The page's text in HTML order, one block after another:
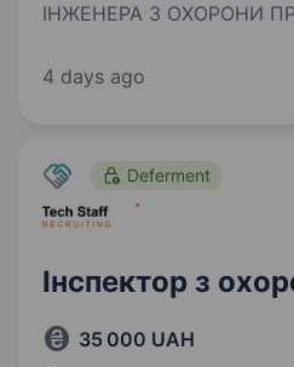
ІНЖЕНЕРА З ОХОРОНИ ПРАЦІ
має відповідний посаді
4 days ago
Deferment
Інспектор з
35 000 UAH